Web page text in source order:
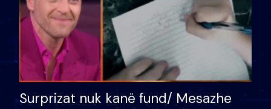
Surprizat nuk kanë fund/ Mesazhe